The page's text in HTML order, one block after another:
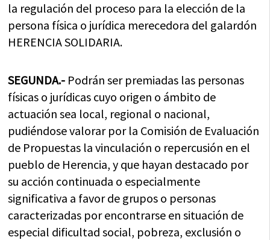
la regulación del proceso para la elección de la
persona física o jurídica merecedora del galardón
HERENCIA SOLIDARIA.
SEGUNDA.- Podrán ser premiadas las personas
físicas o jurídicas cuyo origen o ámbito de
actuación sea local, regional o nacional,
pudiéndose valorar por la Comisión de Evaluación
de Propuestas la vinculación o repercusión en el
pueblo de Herencia, y que hayan destacado por
su acción continuada o especialmente
significativa a favor de grupos o personas
caracterizadas por encontrarse en situación de
especial dificultad social, pobreza, exclusión o